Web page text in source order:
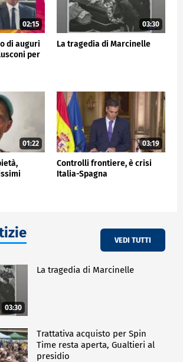
02:15
di auguri
per
03:30
La tragedia di Marcinelle
01:22 03:19
Controlli frontiere, è crisi
Italia-Spagna
VEDI TUTTI
03:30
La tragedia di Marcinelle
Trattativa acquisto per Spin
Time resta aperta, Gualtieri al
presidio